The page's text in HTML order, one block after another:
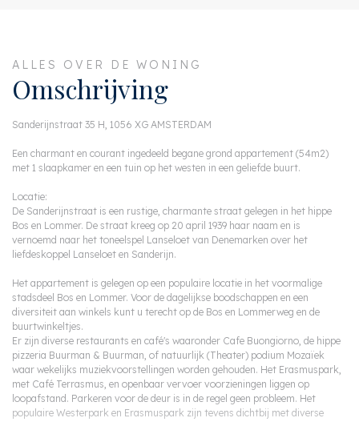
ALLES OVER DE WONING
Omschrijving
Sanderijnstraat 35 H, 1056 XG AMSTERDAM
Een charmant en courant ingedeeld begane grond appartement (54m2)
met 1 slaapkamer en een tuin op het westen in een geliefde buurt.
Locatie:
De Sanderijnstraat is een rustige, charmante straat gelegen in het hippe
Bos en Lommer. De straat kreeg op 20 april 1939 haar naam en is
vernoemd naar het toneelspel Lanseloet van Denemarken over het
liefdeskoppel Lanseloet en Sanderijn.
Het appartement is gelegen op een populaire locatie in het voormalige
stadsdeel Bos en Lommer. Voor de dagelijkse boodschappen en een
diversiteit aan winkels kunt u terecht op de Bos en Lommerweg en de
buurtwinkeltjes.
Er zijn diverse restaurants en café's waaronder Cafe Buongiorno, de hippe
pizzeria Buurman & Buurman, of natuurlijk (Theater) podium Mozaïek
waar wekelijks muziekvoorstellingen worden gehouden. Het Erasmuspark,
met Café Terrasmus, en openbaar vervoer voorzieningen liggen op
loopafstand. Parkeren voor de deur is in de regel geen probleem. Het
populaire Westerpark en Erasmuspark zijn tevens dichtbij met diverse